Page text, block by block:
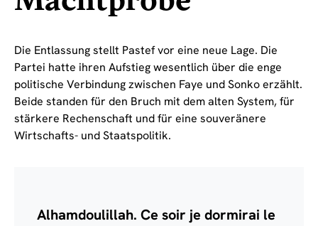
Die Entlassung stellt Pastef vor eine neue Lage. Die
Partei hatte ihren Aufstieg wesentlich über die enge
politische Verbindung zwischen Faye und Sonko erzählt.
Beide standen für den Bruch mit dem alten System, für
stärkere Rechenschaft und für eine souveränere
Wirtschafts- und Staatspolitik.
Alhamdoulillah. Ce soir je dormirai le